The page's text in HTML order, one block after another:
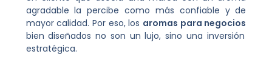
agradable la percibe como más confiable y de
mayor calidad. Por eso, los aromas para negocios
bien diseñados no son un lujo, sino una inversión
estratégica.